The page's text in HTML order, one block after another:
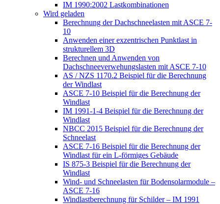
IM 1990:2002 Lastkombinationen
Wird geladen
Berechnung der Dachschneelasten mit ASCE 7-
10
Anwenden einer exzentrischen Punktlast in
strukturellem 3D
Berechnen und Anwenden von
Dachschneeverwehungslasten mit ASCE 7-10
AS / NZS 1170.2 Beispiel für die Berechnung
der Windlast
ASCE 7-10 Beispiel für die Berechnung der
Windlast
IM 1991-1-4 Beispiel für die Berechnung der
Windlast
NBCC 2015 Beispiel für die Berechnung der
Schneelast
ASCE 7-16 Beispiel für die Berechnung der
Windlast für ein L-förmiges Gebäude
IS 875-3 Beispiel für die Berechnung der
Windlast
Wind- und Schneelasten für Bodensolarmodule –
ASCE 7-16
Windlastberechnung für Schilder – IM 1991